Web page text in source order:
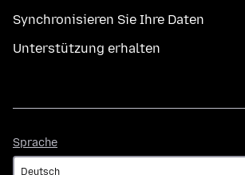
Synchronisieren Sie Ihre Daten
Unterstützung erhalten
Sprache